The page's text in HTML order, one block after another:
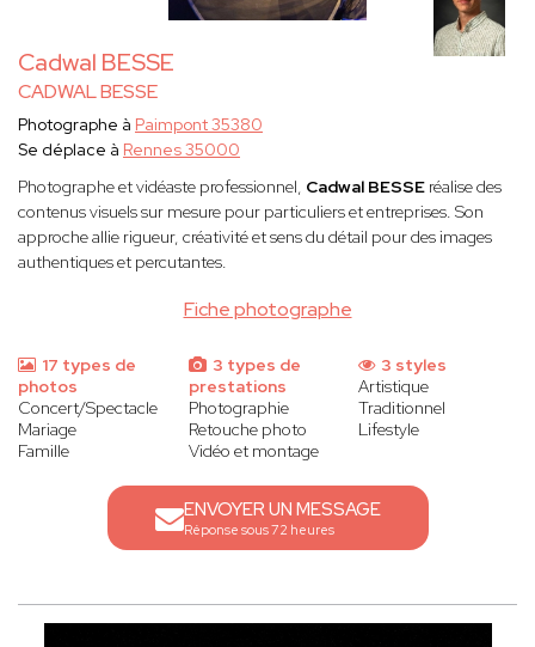
Cadwal BESSE
CADWAL BESSE
Fiche photographe
Photographe à Paimpont 35380
Se déplace à Rennes 35000
Photographe et vidéaste professionnel, Cadwal BESSE réalise des
contenus visuels sur mesure pour particuliers et entreprises. Son
approche allie rigueur, créativité et sens du détail pour des images
authentiques et percutantes.
17 types de
photos
Concert/Spectacle
Mariage
Famille
3 types de
prestations
Photographie
Retouche photo
Vidéo et montage
3 styles
Artistique
Traditionnel
Lifestyle
ENVOYER UN MESSAGE
Réponse sous 72 heures